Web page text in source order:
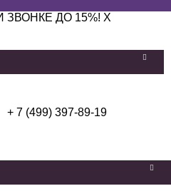
ЗВОНКЕ ДО 15%! X
+ 7 (499) 397-89-19